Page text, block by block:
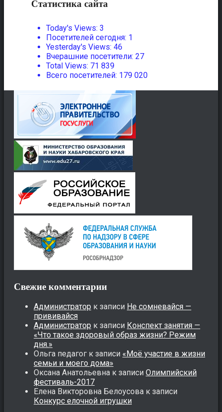
Статистика сайта
Today's Views: 3
Посетителей сегодня: 1
Yesterday's Views: 46
Вчерашние посетители: 27
Total Views: 71 839
Всего посетителей: 179 020
Свежие комментарии
Администратор к записи Не сомневайся —
прививайся
Администратор к записи Конспект занятия —
«Что такое здоровый образ жизни? Режим
дня.»
Ольга педагог к записи «Моё участие в жизни
семьи и моего дома»
Оксана Анатольевна к записи Олимпийский
фестиваль-2017
Елена Викторовна Белоусова к записи
Конкурс елочной игрушки